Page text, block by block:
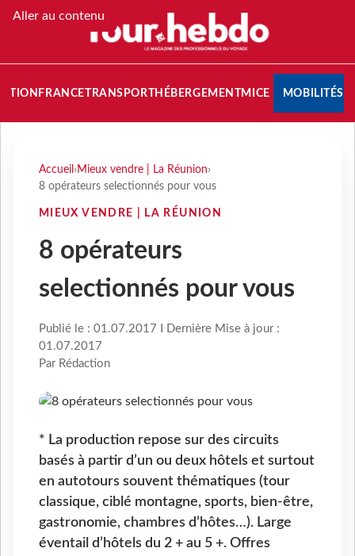
Aller au contenu
FRANCETRANSPORT HÉBERGEMENTMICE MOBILITÉS
Accueil › Mieux vendre | La Réunion›
8 opérateurs selectionnés pour vous
MIEUX VENDRE | LA RÉUNION
8 opérateurs
selectionnés pour vous
Publié le : 01.07.2017 I Dernière Mise à jour :
01.07.2017
Par Rédaction
* La production repose sur des circuits
basés à partir d’un ou deux hôtels et surtout
en autotours souvent thématiques (tour
classique, ciblé montagne, sports, bien-être,
gastronomie, chambres d’hôtes…). Large
éventail d’hôtels du 2 + au 5 +. Offres